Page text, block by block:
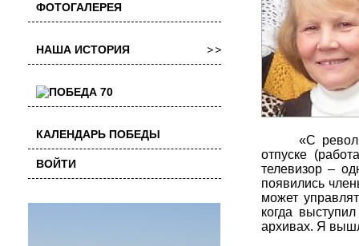
ФОТОГАЛЕРЕЯ
НАША ИСТОРИЯ
КАЛЕНДАРЬ ПОБЕДЫ
ВОЙТИ
«С
отпуске
телевизор –
появились
может
когда
архивах. Я